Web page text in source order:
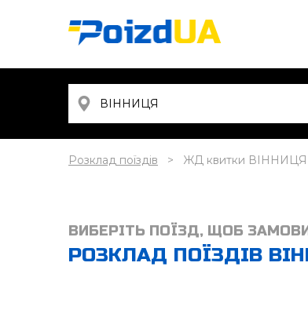
Розклад поїздів ЖД квитки
ВИБЕРІТЬ ПОЇЗД, ЩОБ
РОЗКЛАД ПОЇЗДІВ